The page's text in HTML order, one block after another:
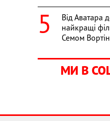
Від Аватара
найкращі
Семом
МИ В